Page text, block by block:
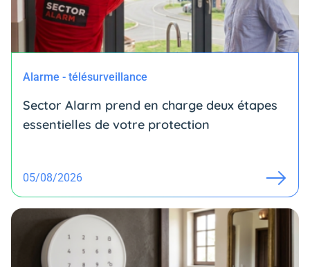
Alarme - télésurveillance
Sector Alarm prend en charge deux étapes
essentielles de votre protection
05/08/2026